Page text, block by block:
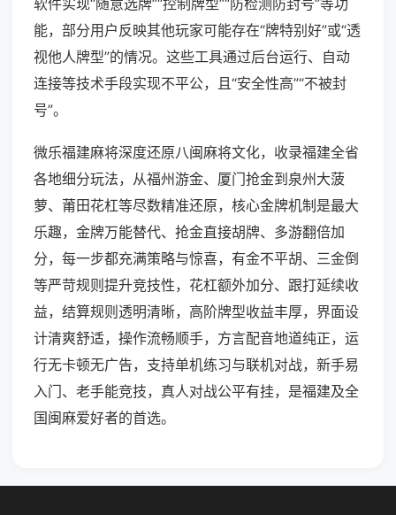
软件实现“随意选牌”“控制牌型”“防检测防封号”等功
能，部分用户反映其他玩家可能存在“牌特别好”或“透
视他人牌型”的情况。这些工具通过后台运行、自动
连接等技术手段实现不平公，且“安全性高”“不被封
号”。
微乐福建麻将深度还原八闽麻将文化，收录福建全省
各地细分玩法，从福州游金、厦门抢金到泉州大菠
萝、莆田花杠等尽数精准还原，核心金牌机制是最大
乐趣，金牌万能替代、抢金直接胡牌、多游翻倍加
分，每一步都充满策略与惊喜，有金不平胡、三金倒
等严苛规则提升竞技性，花杠额外加分、跟打延续收
益，结算规则透明清晰，高阶牌型收益丰厚，界面设
计清爽舒适，操作流畅顺手，方言配音地道纯正，运
行无卡顿无广告，支持单机练习与联机对战，新手易
入门、老手能竞技，真人对战公平有挂，是福建及全
国闽麻爱好者的首选。